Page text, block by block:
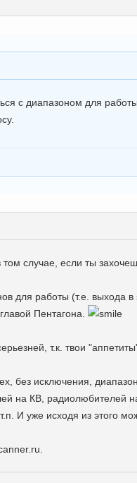
с диапазоном для
случае, если ты
для работы (т.е. выхода
Пентагона.
т.к. твои
без исключения,
на КВ, радиолюбителей
И уже исходя из этого